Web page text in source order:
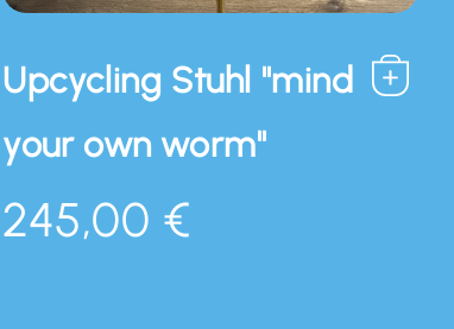
Upcycling Stuhl "mind
your own worm"
245,00 €